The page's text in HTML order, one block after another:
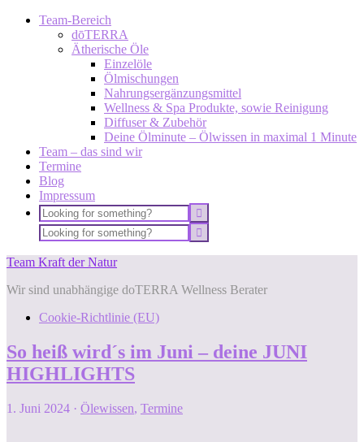
Team-Bereich
dōTERRA
Ätherische Öle
Einzelöle
Ölmischungen
Nahrungsergänzungsmittel
Wellness & Spa Produkte, sowie Reinigung
Diffuser & Zubehör
Deine Ölminute – Ölwissen in maximal 1 Minute
Team – das sind wir
Termine
Blog
Impressum
Team Kraft der Natur
Wir sind unabhängige doTERRA Wellness Berater
Cookie-Richtlinie (EU)
So heiß wird´s im Juni – deine JUNI
HIGHLIGHTS
1. Juni 2024 · Ölewissen, Termine